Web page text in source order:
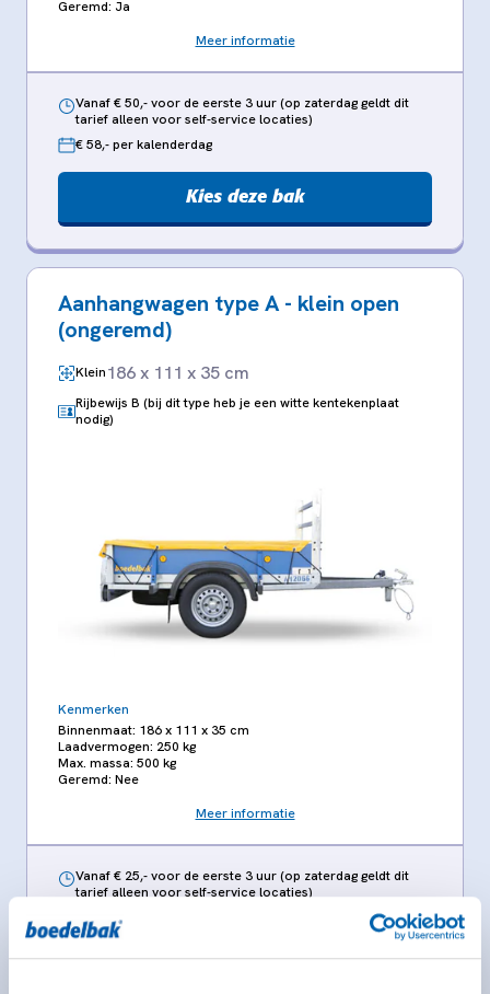
Geremd: Ja
Meer informatie
Vanaf € 50,- voor de eerste 3 uur (op zaterdag geldt dit
tarief alleen voor self-service locaties)
€ 58,- per kalenderdag
Kies deze bak
Aanhangwagen type A - klein open
(ongeremd)
Klein186 x 111 x 35 cm
Rijbewijs B (bij dit type heb je een witte kentekenplaat
nodig)
Kenmerken
Binnenmaat: 186 x 111 x 35 cm
Laadvermogen: 250 kg
Max. massa: 500 kg
Geremd: Nee
Meer informatie
Vanaf € 25,- voor de eerste 3 uur (op zaterdag geldt dit
tarief alleen voor self-service locaties)
€ 33,- per kalenderdag